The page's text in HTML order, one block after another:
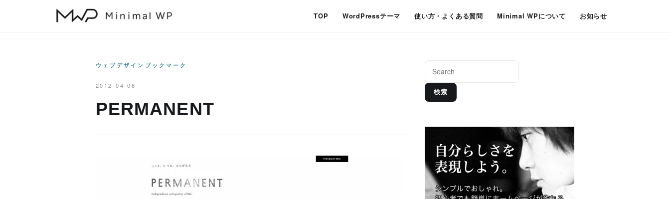
TOP WordPressテーマ 使い方・よくある質問 Minimal WPについて お知らせ
ウェブデザインブックマーク
2012-04-06
PERMANENT
検索